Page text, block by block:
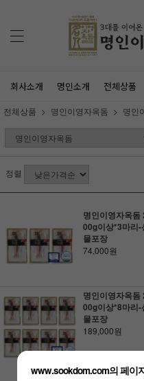
회사소개 명인소개 전체상품
전체상품 명인이영자옥돔 명인
정렬
명인이영자옥돔
00g이상*3마리-
물포장
74,000원
명인이영자옥돔
00g이상*8마리-
물포장
189,000원
www.sookdom.com의 페이